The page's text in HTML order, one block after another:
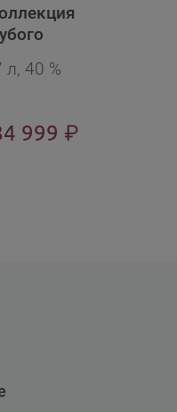
л, 40 %
999 ₽